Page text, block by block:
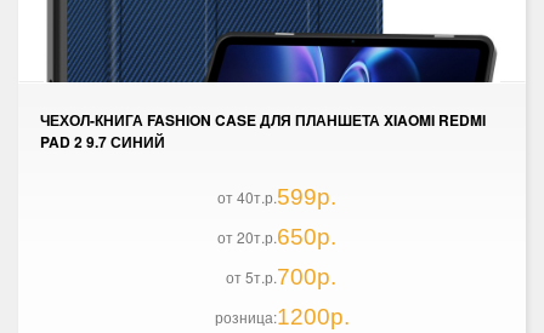
ЧЕХОЛ-КНИГА FASHION CASE ДЛЯ ПЛАНШЕТА XIAOMI REDMI
PAD 2 9.7 СИНИЙ
от 40т.р.599р.
от 20т.р.650р.
от 5т.р.700р.
розница:1200р.